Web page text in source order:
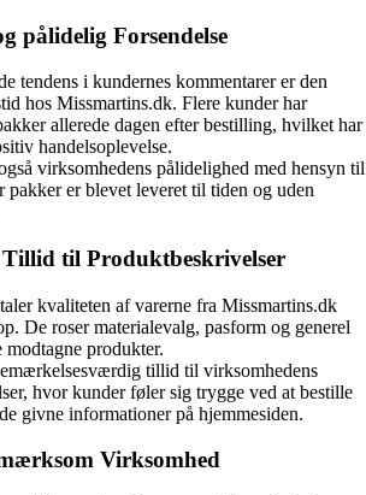
pålidelig Forsendelse
tendens i kundernes kommentarer er den
hos Missmartins.dk. Flere kunder har
allerede dagen efter bestilling, hvilket har
handelsoplevelse.
virksomhedens pålidelighed med hensyn til
pakker er blevet leveret til tiden og uden
til Produktbeskrivelser
kvaliteten af varerne fra Missmartins.dk
De roser materialevalg, pasform og generel
modtagne produkter.
tillid til virksomhedens
hvor kunder føler sig trygge ved at bestille
givne informationer på hjemmesiden.
Virksomhed